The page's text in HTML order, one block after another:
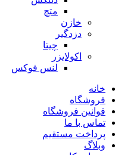
متچ
خازن
دزدگیر
چیتا
اکولایزر
لنس فوکس
خانه
فروشگاه
قوانین فروشگاه
تماس با ما
پرداخت مستقیم
وبلاگ